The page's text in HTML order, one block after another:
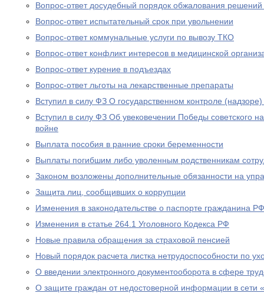
Вопрос-ответ досудебный порядок обжалования
Вопрос-ответ испытательный срок при увольнении
Вопрос-ответ коммунальные услуги по вывозу ТКО
Вопрос-ответ конфликт интересов в медицинской
Вопрос-ответ курение в подъездах
Вопрос-ответ льготы на лекарственные препараты
Вступил в силу ФЗ О государственном контроле
Вступил в силу ФЗ Об увековечении Победы советского
войне
Выплата пособия в ранние сроки беременности
Выплаты погибшим либо уволенным родственникам
Законом возложены дополнительные обязанности на
Защита лиц, сообщивших о коррупции
Изменения в законодательстве о паспорте гражданина РФ
Изменения в статье 264.1 Уголовного Кодекса РФ
Новые правила обращения за страховой пенсией
Новый порядок расчета листка нетрудоспособности по
О введении электронного документооборота в сфере
О защите граждан от недостоверной информации в сети